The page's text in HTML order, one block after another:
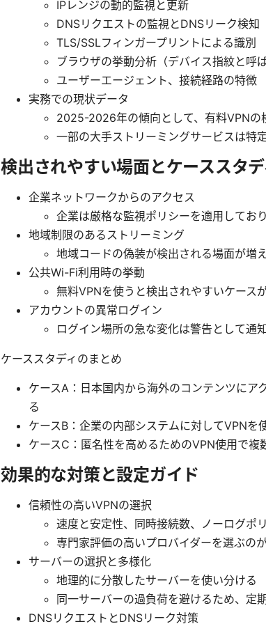
IPレンジの動的監視と更新
DNSリクエストの監視とDNSリーク検知
TLS/SSLフィンガープリントによる識別
ブラウザの挙動分析（デバイス指紋と呼
ユーザーエージェント、接続経路の特徴
実務での現状データ
2025-2026年の傾向として、有料VPNの
一部の大手ストリーミングサービスは特
検出されやすい場面とケーススタデ
企業ネットワークからのアクセス
企業は厳格な監視ポリシーを適用してお
地域制限のあるストリーミング
地域コードの偽装が検出される場面が増
公共Wi-Fi利用時の挙動
無料VPNを使うと検出されやすいケース
アカウントの異常ログイン
ログイン場所の急な変化は警告として通
ケーススタディのまとめ
ケースA：日本国内から海外のコンテンツに
る
ケースB：企業の内部システムに対してVPN
ケースC：匿名性を高めるためのVPN使用で
効果的な対策と設定ガイド
信頼性の高いVPNの選択
速度と安定性、同時接続数、ノーログポ
専門家評価の高いプロバイダーを選ぶの
サーバーの選択と多様化
地理的に分散したサーバーを使い分ける
同一サーバーの過負荷を避けるため、定
DNSリクエストとDNSリーク対策